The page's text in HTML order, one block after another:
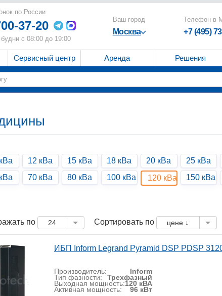
по России
37-20
с 08:00 до 19:00
Ваш город
Москва
Телефон в
+7 (495)
Сервисный центр Аренда Решения
12 кВа 15 кВа 18 кВа 20 кВа 25 кВа
70 кВа 80 кВа 100 кВа 120 кВа 150 кВа
по 24 Сортировать по цене ↓
ИБП Inform Legrand Pyramid DSP PDSP
Производитель: Inform
Тип фазности: Трехфазный
Выходная мощность:120 кВА
Активная мощность: 96 кВт